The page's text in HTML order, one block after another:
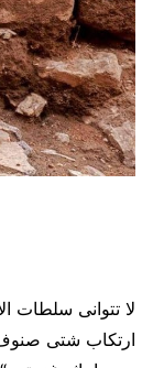
لا تتوانى سلطات
ارتكاب شتى